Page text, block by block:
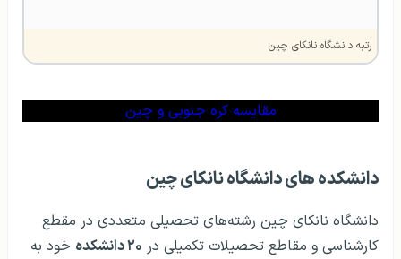
رتبه دانشگاه نانکای چین
مقایسه کره جنوبی و چین
دانشکده های دانشگاه نانکای چین
دانشگاه نانکای چین رشته‌های تحصیلی متعددی در مقطع
کارشناسی و مقاطع تحصیلات تکمیلی در ۲۰ دانشکده
خود به